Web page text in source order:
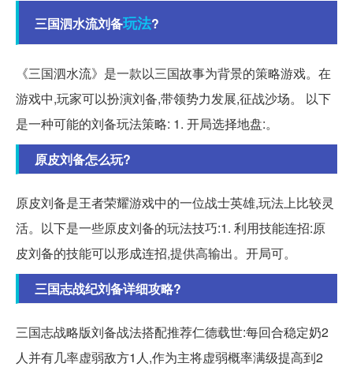
三国泗水流刘备玩法?
《三国泗水流》是一款以三国故事为背景的策略游戏。在
游戏中,玩家可以扮演刘备,带领势力发展,征战沙场。 以下
是一种可能的刘备玩法策略: 1. 开局选择地盘:。
原皮刘备怎么玩?
原皮刘备是王者荣耀游戏中的一位战士英雄,玩法上比较灵
活。以下是一些原皮刘备的玩法技巧:1. 利用技能连招:原
皮刘备的技能可以形成连招,提供高输出。开局可。
三国志战纪刘备详细攻略?
三国志战略版刘备战法搭配推荐仁德载世:每回合稳定奶2
人并有几率虚弱敌方1人,作为主将虚弱概率满级提高到2